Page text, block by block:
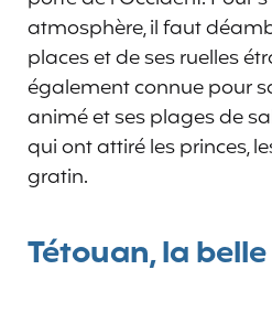
atmosphère, il faut
places et de ses ruelles
également connue pour
animé et ses plages de
qui ont attiré les princes,
gratin.
Tétouan, la